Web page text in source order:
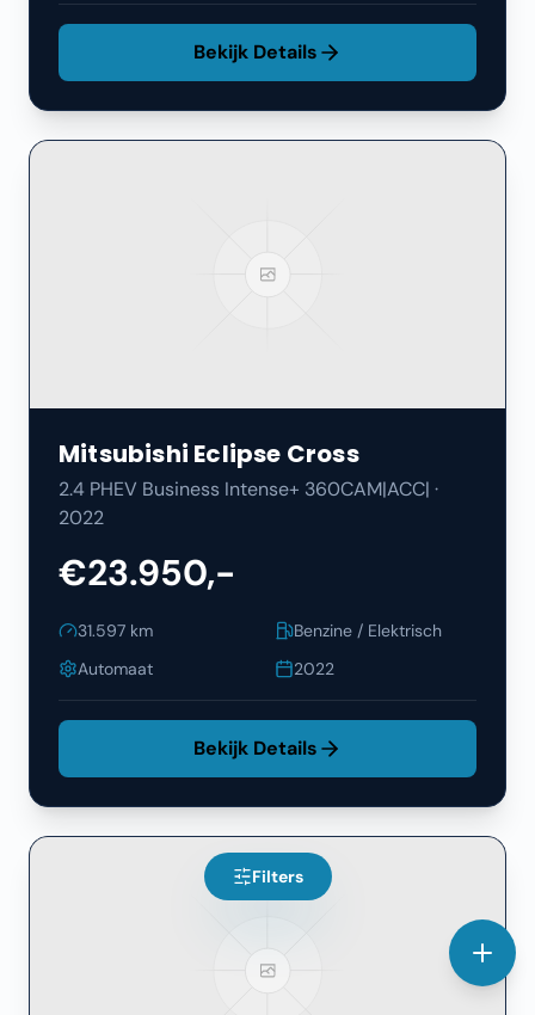
Bekijk Details
Mitsubishi Eclipse Cross
2.4 PHEV Business Intense+ 360CAM|ACC| ·
2022
€23.950,-
31.597 km
Benzine / Elektrisch
Automaat
2022
Bekijk Details
Filters